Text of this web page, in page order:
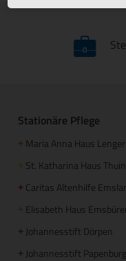
Stationäre Pflege
+ Maria Anna Haus
+ St. Katharina Haus
+ Caritas Altenhilfe
Elisabeth Haus
+ Johannesstift Dörpen
+ Johannesstift Papenburg